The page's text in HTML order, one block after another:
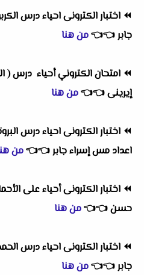
⏪ اختبار الكترونى احياء درس
جابر👈
👈من هنا
⏪ امتحان الكتروني أحياء درس (
إيرينى👈
👈من هنا
⏪ اختبار الكترونى احياء درس
اعداد مس إسراء جابر👈
👈من
⏪ اختبار الكترونى أحياء على
حسن👈
👈من هنا
⏪ اختبار الكترونى احياء درس
جابر👈
👈من هنا